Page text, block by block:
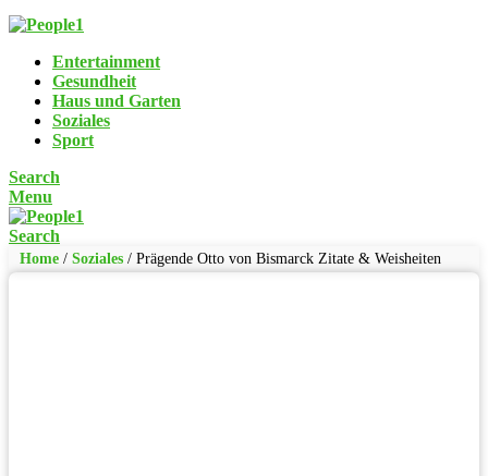
Entertainment
Gesundheit
Haus und Garten
Soziales
Sport
Search
Menu
Search
Home / Soziales / Prägende Otto von Bismarck Zitate & Weisheiten